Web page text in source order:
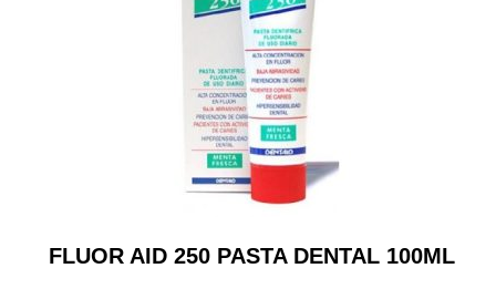
FLUOR AID 250 PASTA DENTAL 100ML